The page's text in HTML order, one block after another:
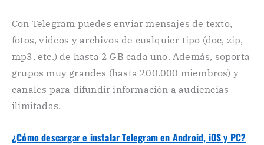
Con Telegram puedes enviar mensajes de texto,
fotos, videos y archivos de cualquier tipo (doc, zip,
mp3, etc.) de hasta 2 GB cada uno. Además, soporta
grupos muy grandes (hasta 200.000 miembros) y
canales para difundir información a audiencias
ilimitadas.
¿Cómo descargar e instalar Telegram en Android, iOS y PC?